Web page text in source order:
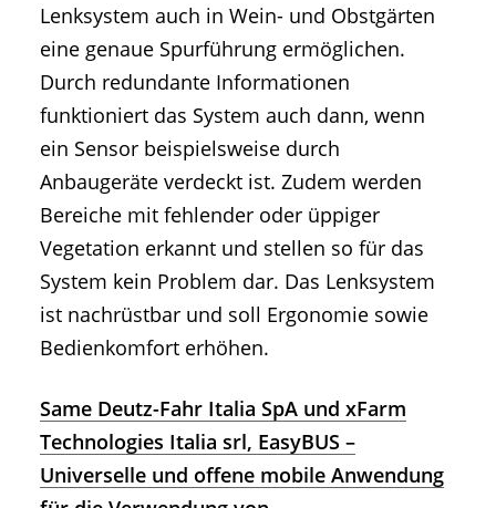
Lenksystem auch in Wein- und Obstgärten
eine genaue Spurführung ermöglichen.
Durch redundante Informationen
funktioniert das System auch dann, wenn
ein Sensor beispielsweise durch
Anbaugeräte verdeckt ist. Zudem werden
Bereiche mit fehlender oder üppiger
Vegetation erkannt und stellen so für das
System kein Problem dar. Das Lenksystem
ist nachrüstbar und soll Ergonomie sowie
Bedienkomfort erhöhen.
Same Deutz-Fahr Italia SpA und xFarm
Technologies Italia srl, EasyBUS –
Universelle und offene mobile Anwendung